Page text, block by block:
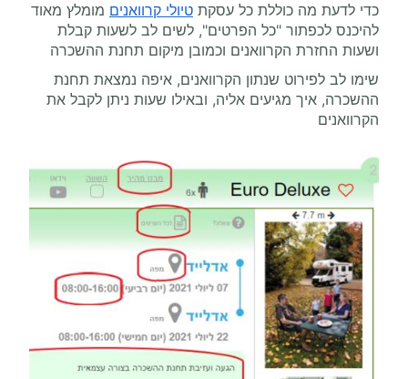
כדי לדעת מה כוללת כל עסקת טיולי קרוואנים מומלץ מאוד
להיכנס לכפתור "כל הפרטים", לשים לב לשעות קבלת
ושעות החזרת הקרוואנים וכמובן מיקום תחנת ההשכרה
שימו לב לפירוט שנתון הקרוואנים, איפה נמצאת תחנת
ההשכרה, איך מגיעים אליה, ובאילו שעות ניתן לקבל את
הקרוואנים